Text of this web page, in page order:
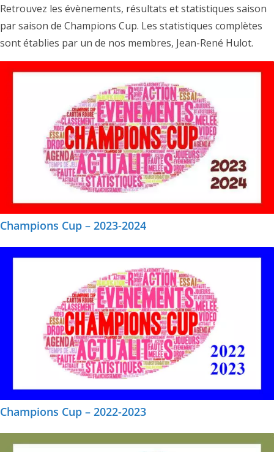
Retrouvez les évènements, résultats et statistiques saison
par saison de Champions Cup. Les statistiques complètes
sont établies par un de nos membres, Jean-René Hulot.
Champions Cup – 2023-2024
Champions Cup – 2022-2023